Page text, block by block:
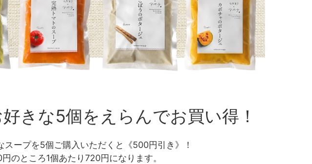
好きな5個をえらんでお買い得！
スープを5個ご購入いただくと《500円引き》！
のところ1個あたり720円になります。